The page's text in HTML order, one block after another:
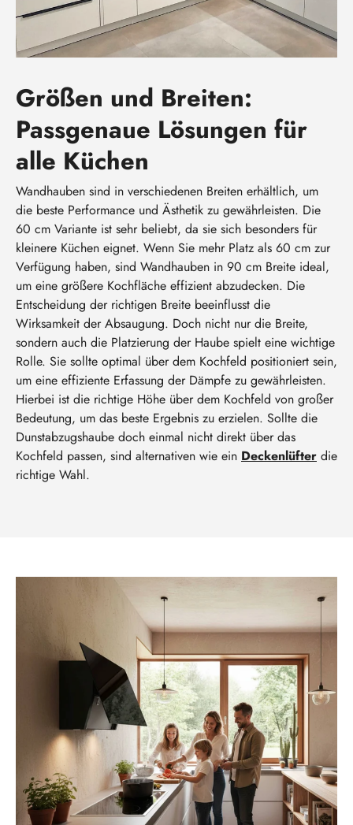
Größen und Breiten:
Passgenaue Lösungen für
alle Küchen
Wandhauben sind in verschiedenen Breiten erhältlich, um
die beste Performance und Ästhetik zu gewährleisten. Die
60 cm Variante ist sehr beliebt, da sie sich besonders für
kleinere Küchen eignet. Wenn Sie mehr Platz als 60 cm zur
Verfügung haben, sind Wandhauben in 90 cm Breite ideal,
um eine größere Kochfläche effizient abzudecken. Die
Entscheidung der richtigen Breite beeinflusst die
Wirksamkeit der Absaugung. Doch nicht nur die Breite,
sondern auch die Platzierung der Haube spielt eine wichtige
Rolle. Sie sollte optimal über dem Kochfeld positioniert sein,
um eine effiziente Erfassung der Dämpfe zu gewährleisten.
Hierbei ist die richtige Höhe über dem Kochfeld von großer
Bedeutung, um das beste Ergebnis zu erzielen. Sollte die
Dunstabzugshaube doch einmal nicht direkt über das
Kochfeld passen, sind alternativen wie ein Deckenlüfter die
richtige Wahl.